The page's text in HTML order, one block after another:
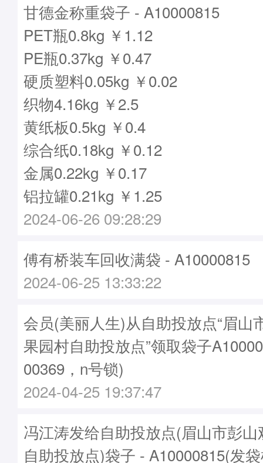
甘德金称重袋子 - A10000815
PET瓶0.8kg ￥1.12
PE瓶0.37kg ￥0.47
硬质塑料0.05kg ￥0.02
织物4.16kg ￥2.5
黄纸板0.5kg ￥0.4
综合纸0.18kg ￥0.12
金属0.22kg ￥0.17
铝拉罐0.21kg ￥1.25
2024-06-26 09:28:29
傅有桥装车回收满袋 - A10000815
2024-06-25 13:33:22
会员(美丽人生)从自助投放点“眉山
果园村自助投放点”领取袋子
00369，n号锁)
2024-04-25 19:37:47
冯江涛发给自助投放点(眉山市彭
自助投放点)袋子 - A10000815(发